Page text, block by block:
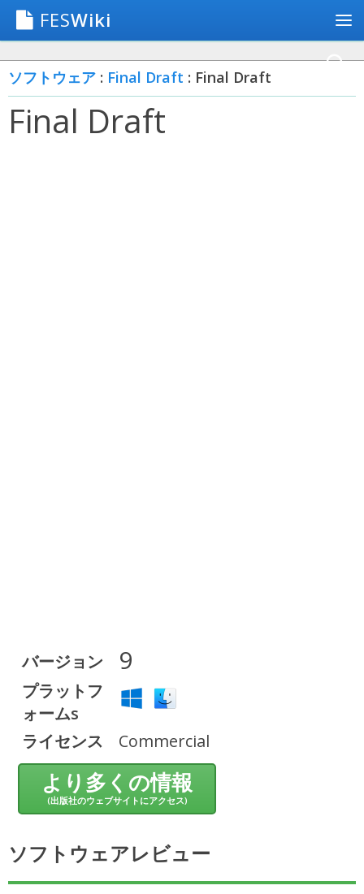
FESWiki
ソフトウェア : Final Draft : Final Draft
Final Draft
バージョン 9
プラットフ
ォームs
ライセンス
Commercial
より多くの情報
(出版社のウェブサイトにアクセス)
ソフトウェアレビュー